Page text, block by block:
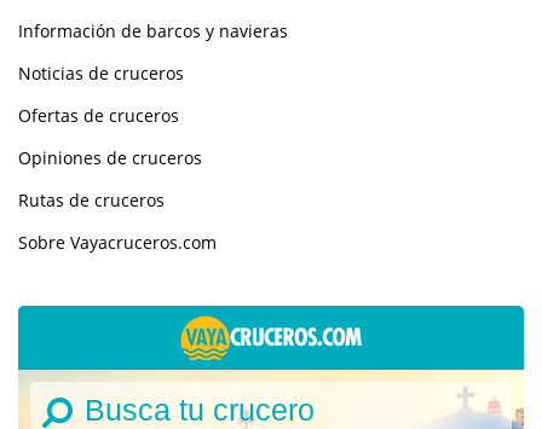
Información de barcos y navieras
Noticias de cruceros
Ofertas de cruceros
Opiniones de cruceros
Rutas de cruceros
Sobre Vayacruceros.com
Busca tu crucero